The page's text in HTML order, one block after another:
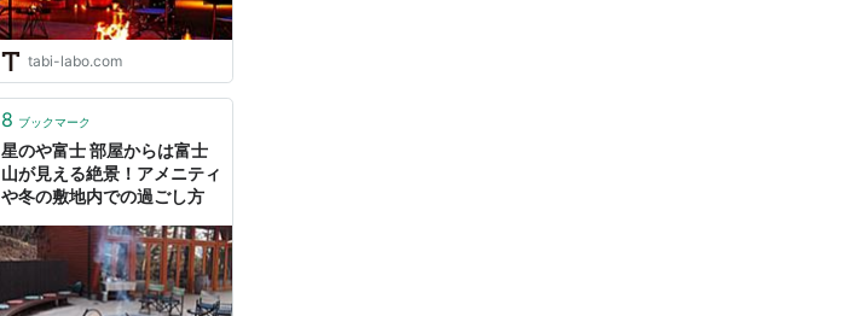
tabi-labo.com
8 ブックマーク
星のや富士 部屋からは富士
山が見える絶景！アメニティ
や冬の敷地内での過ごし方